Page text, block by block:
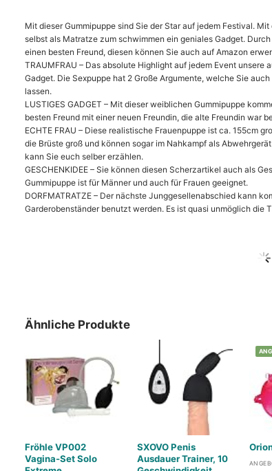
Mit dieser Gummipuppe sind Sie der Star auf jedem Festival.
selbst als Matratze zum schwimmen ein geniales Gadget.
einen besten Freund, diesen können Sie auch auf Amazon
TRAUMFRAU – Das absolute Highlight auf jedem Event unsere
Gadget. Die Sexpuppe hat 2 Große Argumente, welche Sie
lassen.
LUSTIGES GADGET – Mit dieser weiblichen Gummipuppe
besten Freund mit einer neuen Freundin, die alte Freundin war
ECHTE FRAU – Diese realistische Frauenpuppe ist ca. 155cm
die Brüste groß und können sogar im Nahkampf als
kann Sie euch selber erzählen.
GESCHENKIDEE – Sie können diesen Scherzartikel auch als
Gummipuppe ist für Männer und auch für Frauen geeignet.
DORFMATRATZE – Der nächste Junggesellenabschied kann
Garderobenständer benutzt werden. Es ist quasi unmöglich die
Ähnliche Produkte
Fröhle VP002
Vagina-Set Solo
SXOVO Penis
Ausdauer Trainer, 10